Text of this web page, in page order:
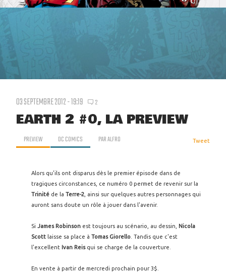
03 SEPTEMBRE 2012 - 19:19 2
EARTH 2 #0, LA PREVIEW
PREVIEW DC COMICS PARALFRO Tweet
Alors qu'ils ont disparus dès le premier épisode dans de
tragiques circonstances, ce numéro 0 permet de revenir sur la
Trinité de la Terre-2 , ainsi sur quelques autres personnages qui
auront sans doute un rôle à jouer dans l'avenir.
Si James Robinson est toujours au scénario, au dessin, Nicola
Scott laisse sa place à Tomas Giorello . Tandis que c'est
l'excellent Ivan Reis qui se charge de la couverture.
En vente à partir de mercredi prochain pour 3$.